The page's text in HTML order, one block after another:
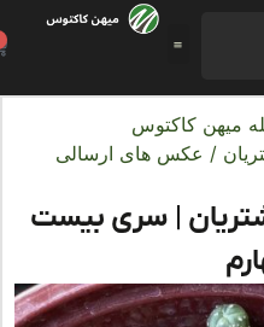
کاکتوس
/ عکس های ارسالی
| سری بیست